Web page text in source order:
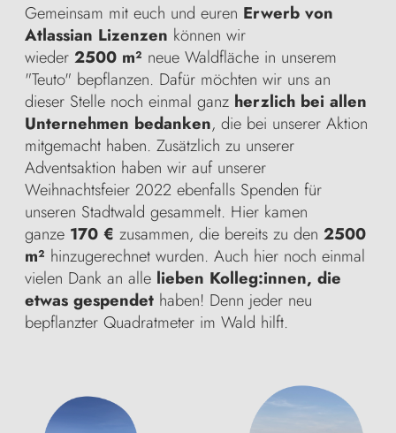
Gemeinsam mit euch und euren Erwerb von
Atlassian Lizenzen können wir
wieder 2500 m² neue Waldfläche in unserem
"Teuto" bepflanzen. Dafür möchten wir uns an
dieser Stelle noch einmal ganz herzlich bei allen
Unternehmen bedanken, die bei unserer Aktion
mitgemacht haben. Zusätzlich zu unserer
Adventsaktion haben wir auf unserer
Weihnachtsfeier 2022 ebenfalls Spenden für
unseren Stadtwald gesammelt. Hier kamen
ganze 170 € zusammen, die bereits zu den 2500
m² hinzugerechnet wurden. Auch hier noch einmal
vielen Dank an alle lieben Kolleg:innen, die
etwas gespendet haben! Denn jeder neu
bepflanzter Quadratmeter im Wald hilft.